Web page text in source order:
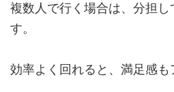
複数人で行く場合は、分担
す。
効率よく回れると、満足感も